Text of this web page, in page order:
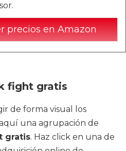
precios en Amazon
fight gratis
de forma visual los
una agrupación de
gratis. Haz click en una de